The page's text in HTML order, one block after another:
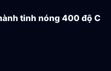
tinh nóng 400 độ C